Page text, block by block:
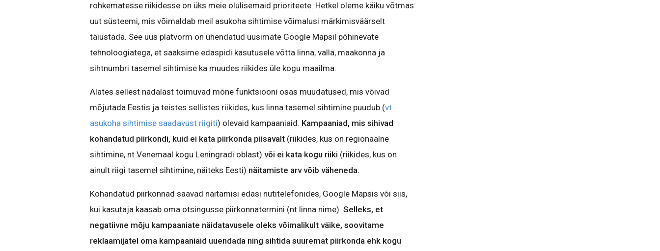
rohkematesse riikidesse on üks meie olulisemaid prioriteete. Hetkel oleme käiku võtmas
uut süsteemi, mis võimaldab meil asukoha sihtimise võimalusi märkimisväärselt
täiustada. See uus platvorm on ühendatud uusimate Google Mapsil põhinevate
tehnoloogiatega, et saaksime edaspidi kasutusele võtta linna, valla, maakonna ja
sihtnumbri tasemel sihtimise ka muudes riikides üle kogu maailma.
Alates sellest nädalast toimuvad mõne funktsiooni osas muudatused, mis võivad
mõjutada Eestis ja teistes sellistes riikides, kus linna tasemel sihtimine puudub (vt
asukoha sihtimise saadavust riigiti) olevaid kampaaniaid. Kampaaniad, mis sihivad
kohandatud piirkondi, kuid ei kata piirkonda piisavalt (riikides, kus on regionaalne
sihtimine, nt Venemaal kogu Leningradi oblast) või ei kata kogu riiki (riikides, kus on
ainult riigi tasemel sihtimine, näiteks Eesti) näitamiste arv võib väheneda.
Kohandatud piirkonnad saavad näitamisi edasi nutitelefonides, Google Mapsis või siis,
kui kasutaja kaasab oma otsingusse piirkonnatermini (nt linna nime). Selleks, et
negatiivne mõju kampaaniate näidatavusele oleks võimalikult väike, soovitame
reklaamijatel oma kampaaniaid uuendada ning sihtida suuremat piirkonda ehk kogu